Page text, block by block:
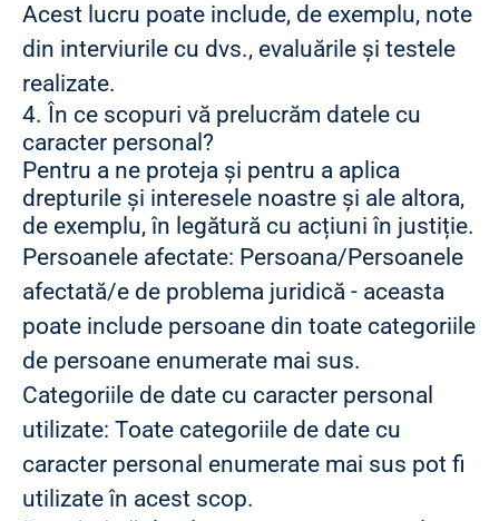
Acest lucru poate include, de exemplu, note
din interviurile cu dvs., evaluările și testele
realizate.
4. În ce scopuri vă prelucrăm datele cu
caracter personal?
Pentru a ne proteja și pentru a aplica
drepturile și interesele noastre și ale altora,
de exemplu, în legătură cu acțiuni în justiție.
Persoanele afectate: Persoana/Persoanele
afectată/e de problema juridică - aceasta
poate include persoane din toate categoriile
de persoane enumerate mai sus.
Categoriile de date cu caracter personal
utilizate: Toate categoriile de date cu
caracter personal enumerate mai sus pot fi
utilizate în acest scop.